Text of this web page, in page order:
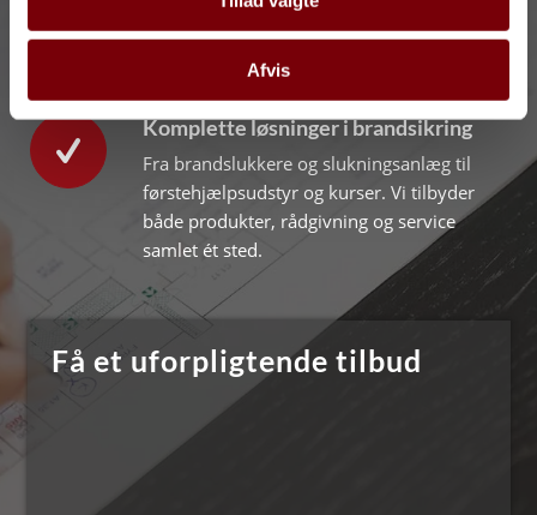
Afvis
servicevogne. Vi kommer til dig og sikrer
hurtig og effektiv service.
Komplette løsninger i brandsikring
Fra brandslukkere og slukningsanlæg til
førstehjælpsudstyr og kurser. Vi tilbyder
både produkter, rådgivning og service
samlet ét sted.
Få et uforpligtende tilbud